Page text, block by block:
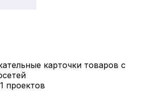
карточки товаров с
1 проектов